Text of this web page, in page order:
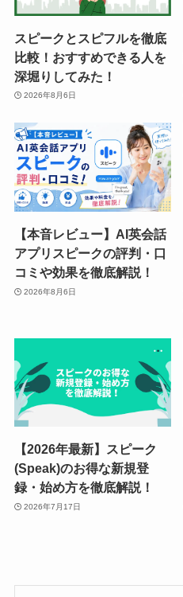
スピークとスピフルを徹底
比較！おすすめできる人を
深堀りしてみた！
2026年8月6日
【本音レビュー】AI英会話
アプリスピークの評判・口
コミや効果を徹底解説！
2026年8月6日
【2026年最新】スピーク
(Speak)のお得な新規登
録・始め方を徹底解説！
2026年7月17日